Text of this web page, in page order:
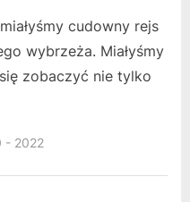
cudowny rejs
wybrzeża. Miałyśmy
zobaczyć nie tylko
- 2022